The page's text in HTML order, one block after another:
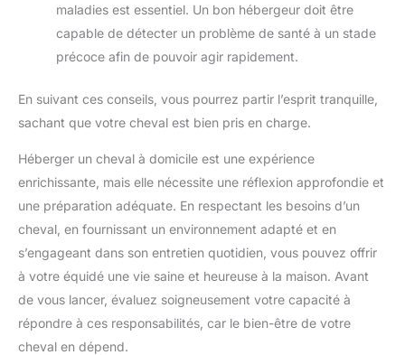
maladies est essentiel. Un bon hébergeur doit être
capable de détecter un problème de santé à un stade
précoce afin de pouvoir agir rapidement.
En suivant ces conseils, vous pourrez partir l’esprit tranquille,
sachant que votre cheval est bien pris en charge.
Héberger un cheval à domicile est une expérience
enrichissante, mais elle nécessite une réflexion approfondie et
une préparation adéquate. En respectant les besoins d’un
cheval, en fournissant un environnement adapté et en
s’engageant dans son entretien quotidien, vous pouvez offrir
à votre équidé une vie saine et heureuse à la maison. Avant
de vous lancer, évaluez soigneusement votre capacité à
répondre à ces responsabilités, car le bien-être de votre
cheval en dépend.